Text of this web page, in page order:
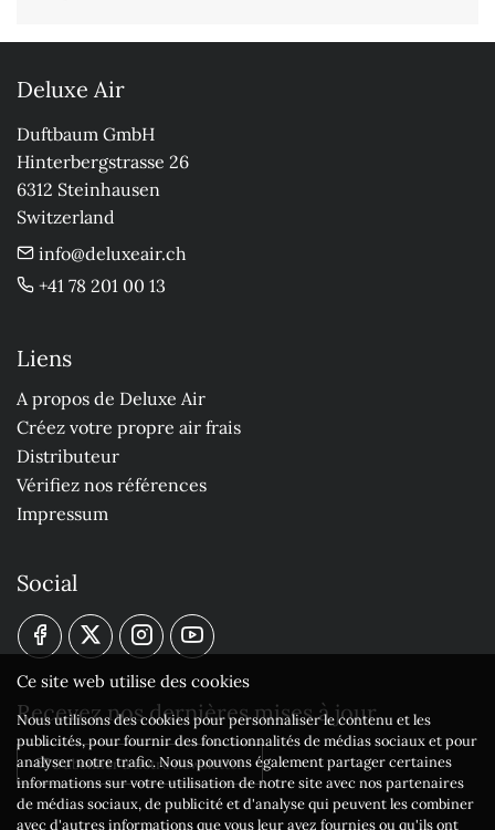
Deluxe Air
Duftbaum GmbH
Hinterbergstrasse 26
6312 Steinhausen
Switzerland
info@deluxeair.ch
+41 78 201 00 13
Liens
A propos de Deluxe Air
Créez votre propre air frais
Distributeur
Vérifiez nos références
Impressum
Social
Recevez nos dernières mises à jour
S'abonner à notre newsletter
Ce site web utilise des cookies
Nous utilisons des cookies pour personnaliser le contenu et les
publicités, pour fournir des fonctionnalités de médias sociaux et pour
analyser notre trafic. Nous pouvons également partager certaines
informations sur votre utilisation de notre site avec nos partenaires
de médias sociaux, de publicité et d'analyse qui peuvent les combiner
avec d'autres informations que vous leur avez fournies ou qu'ils ont